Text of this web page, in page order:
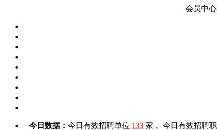
会员中心
今日数据： 今日有效招聘单位 133 家， 今日有效招聘